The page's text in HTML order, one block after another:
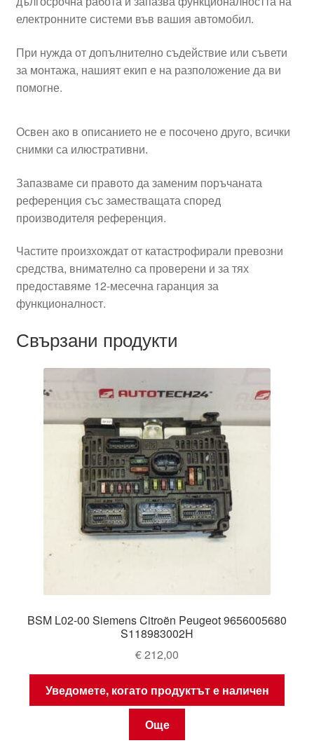
електронните системи във вашия автомобил.
При нужда от допълнително съдействие или съвети
за монтажа, нашият екип е на разположение да ви
помогне.
Освен ако в описанието не е посочено друго, всички
снимки са илюстративни.
Запазваме си правото да заменим поръчаната
референция със заместващата според
производителя референция.
Частите произхождат от катастрофирали превозни
средства, внимателно са проверени и за тях
предоставяме 12-месечна гаранция за
функционалност.
Свързани продукти
BSM L02-00 Siemens Citroën Peugeot 9656005680
S118983002H
€212,00
Уведомете, когато продуктът е наличен
Още